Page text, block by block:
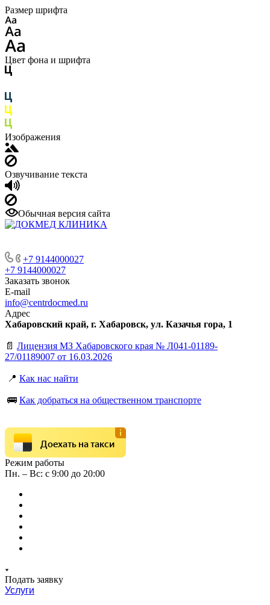
Размер шрифта
Цвет фона и шрифта
Изображения
Озвучивание текста
Обычная версия сайта
+7 9144000027
+7 9144000027
Заказать звонок
E-mail
info@centrdocmed.ru
Адрес
Хабаровский край, г. Хабаровск, ул. Казачья гора, 1
📄 Лицензия МЗ Хабаровского края № Л041-01189-
27/01189007 от 16.03.2026
📍 Как нас найти
🚌 Как добраться на общественном транспорте
Доехать на такси
Режим работы
Пн. – Вс: с 9:00 до 20:00
Подать заявку
Услуги